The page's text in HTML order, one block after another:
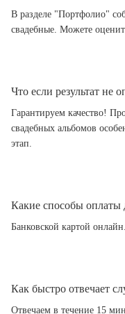
В разделе "Портфолио"
свадебные. Можете
Что если результат не
Гарантируем качество!
свадебных альбомов
этап.
Какие способы оплаты
Банковской картой онлайн.
Как быстро отвечает
Отвечаем в течение 15